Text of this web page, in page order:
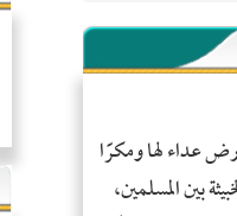
عداء لها ومكرًا
بين المسلمين،